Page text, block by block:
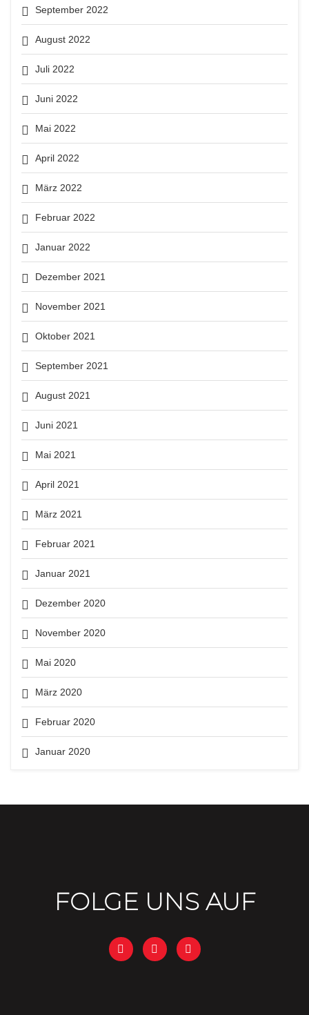
September 2022
August 2022
Juli 2022
Juni 2022
Mai 2022
April 2022
März 2022
Februar 2022
Januar 2022
Dezember 2021
November 2021
Oktober 2021
September 2021
August 2021
Juni 2021
Mai 2021
April 2021
März 2021
Februar 2021
Januar 2021
Dezember 2020
November 2020
Mai 2020
März 2020
Februar 2020
Januar 2020
FOLGE UNS AUF